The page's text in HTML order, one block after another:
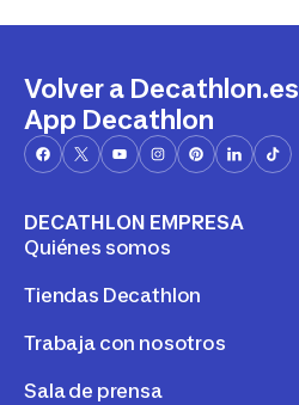
Volver a Decathlon.es
App Decathlon
DECATHLON EMPRESA
Quiénes somos
Tiendas Decathlon
Trabaja con nosotros
Sala de prensa